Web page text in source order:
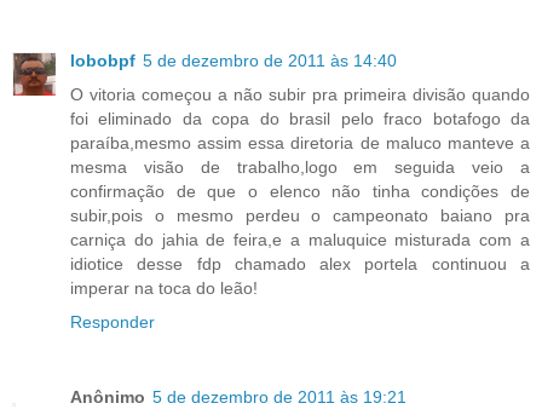
lobobpf 5 de dezembro de 2011 às 14:40
O vitoria começou a não subir pra primeira divisão quando
foi eliminado da copa do brasil pelo fraco botafogo da
paraíba,mesmo assim essa diretoria de maluco manteve a
mesma visão de trabalho,logo em seguida veio a
confirmação de que o elenco não tinha condições de
subir,pois o mesmo perdeu o campeonato baiano pra
carniça do jahia de feira,e a maluquice misturada com a
idiotice desse fdp chamado alex portela continuou a
imperar na toca do leão!
Responder
Anônimo 5 de dezembro de 2011 às 19:21